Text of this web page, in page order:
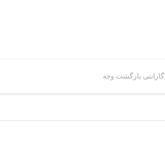
گارانتی بازگشت وجه